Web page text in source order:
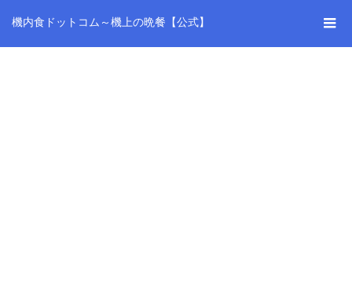
機内食ドットコム～機上の晩餐【公式】